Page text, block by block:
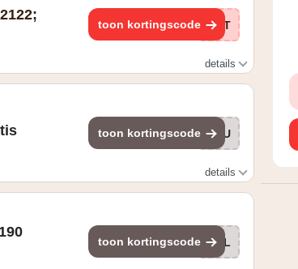
toon kortingscode pBT
details
toon kortingscode ROU
details
toon kortingscode HEL